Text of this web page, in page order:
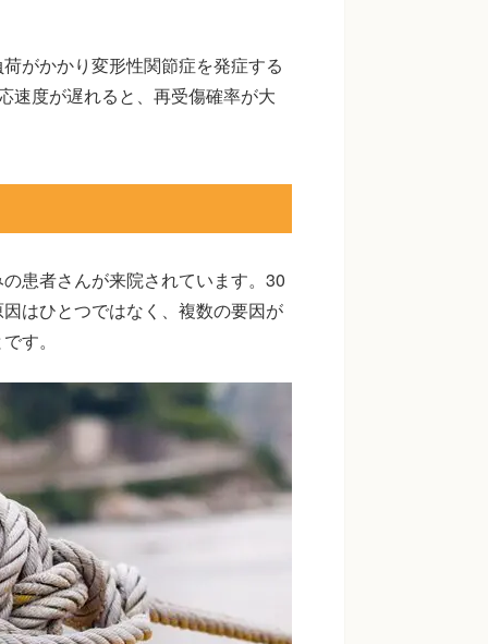
がかかり変形性関節症を発症する
速度が遅れると、再受傷確率が大
患者さんが来院されています。30
はひとつではなく、複数の要因が
す。